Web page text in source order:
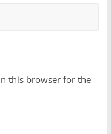
this browser for the